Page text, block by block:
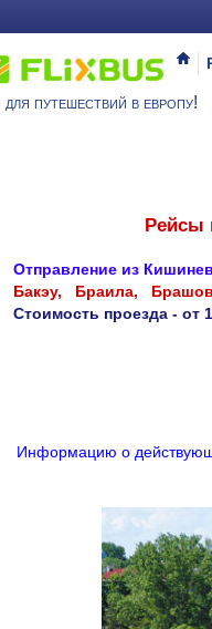
путешествий в европу!
Рейсы
Отправление из
Бакэу,
Браила,
Стоимость проезда - от
Информацию о действую